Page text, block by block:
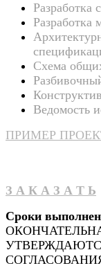
Разработка
Разработка
Схема
Ведомость
ПРИМЕР
З А К А З А Т Ь
Сроки